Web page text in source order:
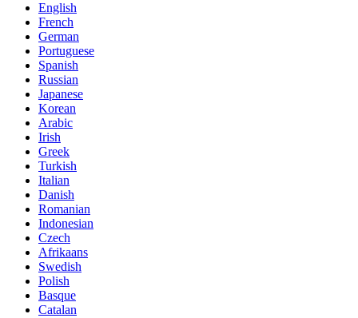
English
French
German
Portuguese
Spanish
Russian
Japanese
Korean
Arabic
Irish
Greek
Turkish
Italian
Danish
Romanian
Indonesian
Czech
Afrikaans
Swedish
Polish
Basque
Catalan